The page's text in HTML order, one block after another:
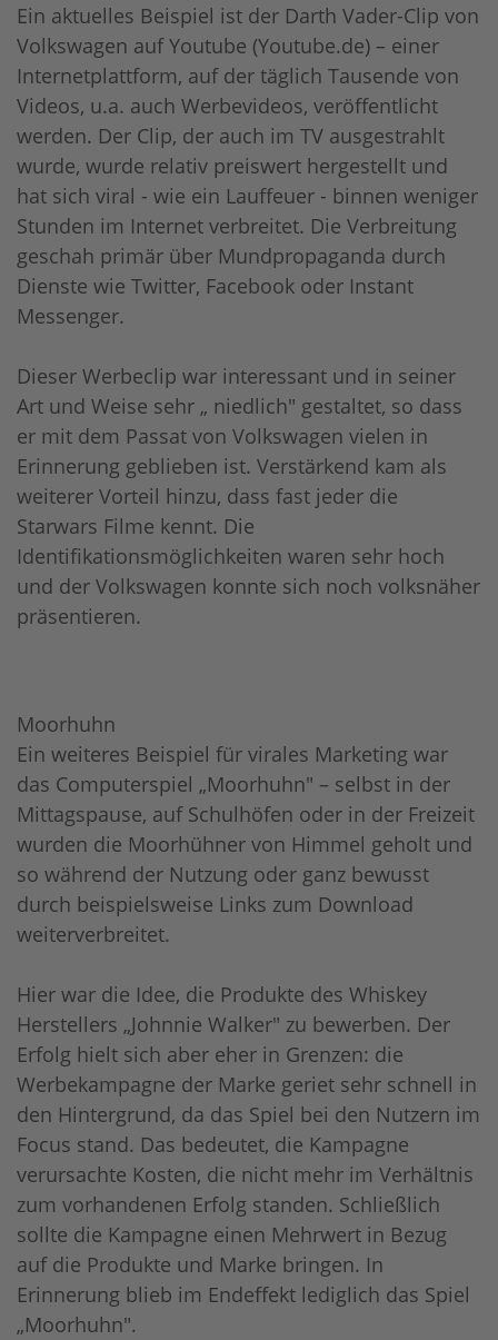
Ein aktuelles Beispiel ist der Darth Vader-Clip von
Volkswagen auf Youtube (Youtube.de) – einer
Internetplattform, auf der täglich Tausende von
Videos, u.a. auch Werbevideos, veröffentlicht
werden. Der Clip, der auch im TV ausgestrahlt
wurde, wurde relativ preiswert hergestellt und
hat sich viral - wie ein Lauffeuer - binnen weniger
Stunden im Internet verbreitet. Die Verbreitung
geschah primär über Mundpropaganda durch
Dienste wie Twitter, Facebook oder Instant
Messenger.
Dieser Werbeclip war interessant und in seiner
Art und Weise sehr „ niedlich" gestaltet, so dass
er mit dem Passat von Volkswagen vielen in
Erinnerung geblieben ist. Verstärkend kam als
weiterer Vorteil hinzu, dass fast jeder die
Starwars Filme kennt. Die
Identifikationsmöglichkeiten waren sehr hoch
und der Volkswagen konnte sich noch volksnäher
präsentieren.
Moorhuhn
Ein weiteres Beispiel für virales Marketing war
das Computerspiel „Moorhuhn" – selbst in der
Mittagspause, auf Schulhöfen oder in der Freizeit
wurden die Moorhühner von Himmel geholt und
so während der Nutzung oder ganz bewusst
durch beispielsweise Links zum Download
weiterverbreitet.
Hier war die Idee, die Produkte des Whiskey
Herstellers „Johnnie Walker" zu bewerben. Der
Erfolg hielt sich aber eher in Grenzen: die
Werbekampagne der Marke geriet sehr schnell in
den Hintergrund, da das Spiel bei den Nutzern im
Focus stand. Das bedeutet, die Kampagne
verursachte Kosten, die nicht mehr im Verhältnis
zum vorhandenen Erfolg standen. Schließlich
sollte die Kampagne einen Mehrwert in Bezug
auf die Produkte und Marke bringen. In
Erinnerung blieb im Endeffekt lediglich das Spiel
„Moorhuhn".